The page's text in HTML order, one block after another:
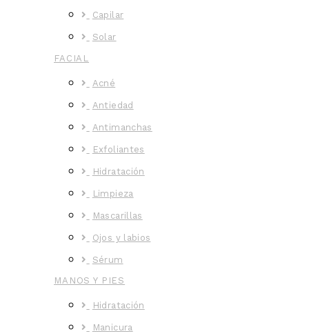
Capilar
Solar
FACIAL
Acné
Antiedad
Antimanchas
Exfoliantes
Hidratación
Limpieza
Mascarillas
Ojos y labios
Sérum
MANOS Y PIES
Hidratación
Manicura